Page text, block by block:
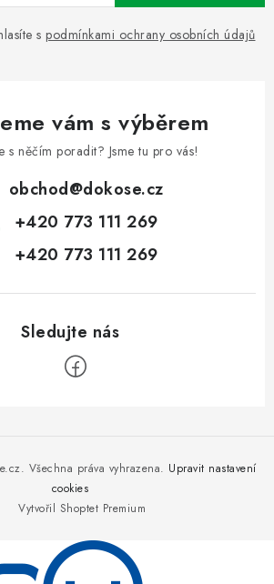
s podmínkami ochrany osobních údajů
vám s výběrem
s něčím poradit? Jsme tu pro vás!
obchod@dokose.cz
+420 773 111 269
+420 773 111 269
Vytvořil Shoptet Premium
. Všechna práva vyhrazena. Upravit nastavení
cookies